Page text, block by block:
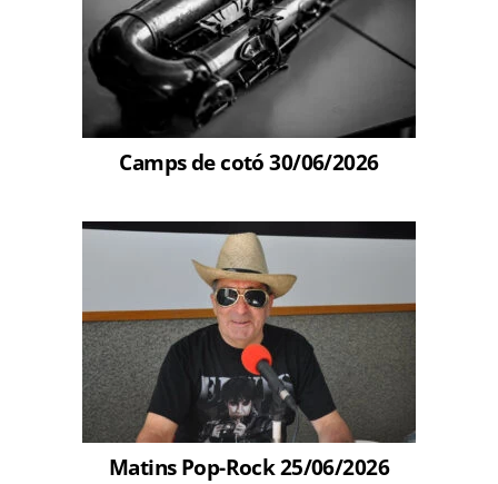
Camps de cotó 30/06/2026
Matins Pop-Rock 25/06/2026